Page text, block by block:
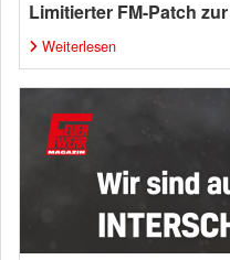
Limitierter FM-Patch
Weiterlesen